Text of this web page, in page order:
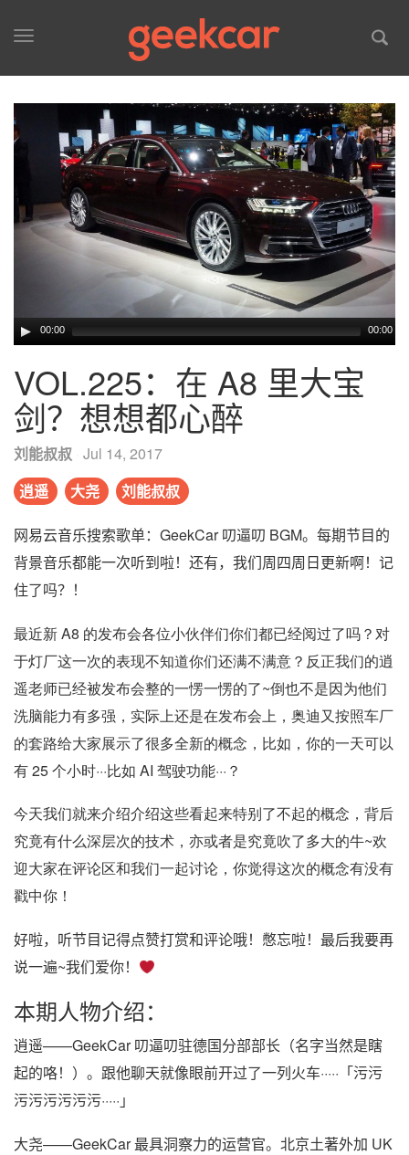
Toggle
00:00 00:00
VOL.225：在 A8 里大宝
剑？想想都心醉
刘能叔叔 Jul 14, 2017
逍遥
大尧 刘能叔叔
网易云音乐搜索歌单：GeekCar 叨逼叨 BGM。每期节目的
背景音乐都能一次听到啦！还有，我们周四周日更新啊！记
住了吗？！
最近新 A8 的发布会各位小伙伴们你们都已经阅过了吗？对
于灯厂这一次的表现不知道你们还满不满意？反正我们的逍
遥老师已经被发布会整的一愣一愣的了~倒也不是因为他们
洗脑能力有多强，实际上还是在发布会上，奥迪又按照车厂
的套路给大家展示了很多全新的概念，比如，你的一天可以
有 25 个小时···比如 AI 驾驶功能···？
今天我们就来介绍介绍这些看起来特别了不起的概念，背后
究竟有什么深层次的技术，亦或者是究竟吹了多大的牛~欢
迎大家在评论区和我们一起讨论，你觉得这次的概念有没有
戳中你！
好啦，听节目记得点赞打赏和评论哦！憋忘啦！最后我要再
说一遍~我们爱你！
本期人物介绍：
逍遥——GeekCar 叨逼叨驻德国分部部长（名字当然是瞎
起的咯！）。跟他聊天就像眼前开过了一列火车·····「污污
污污污污污污·····」
大尧——GeekCar 最具洞察力的运营官。北京土著外加 UK